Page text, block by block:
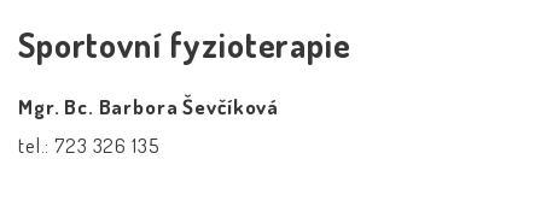
Sportovní fyzioterapie
Mgr. Bc. Barbora Ševčíková
tel.: 723 326 135